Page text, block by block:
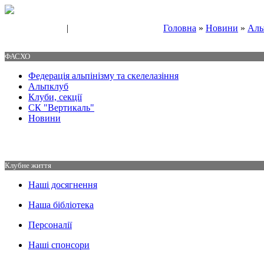
| Головна » Новини »
ФАСХО
Федерація альпінізму та скелелазіння
Альпклуб
Клуби, секції
СК "Вертикаль"
Новини
Клубне життя
Наші досягнення
Наша бібліотека
Персоналії
Наші спонсори